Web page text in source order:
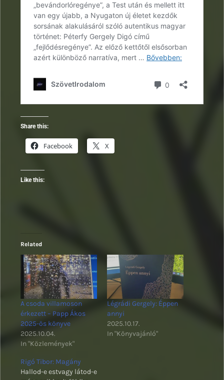
Share this:
Facebook X
Like this:
Related
A csoda villamoson
érkezett – Papp Ákos
2025-ös könyve
2025.10.04.
In "Közlemények"
Légrádi Gergely: Éppen
annyi
2025.10.17.
In "Könyvajánló"
Rigó Tibor: Magány
Hallod-e estvagy látod-e